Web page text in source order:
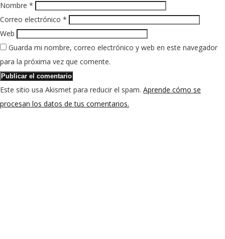
Nombre *
Correo electrónico *
Web
Guarda mi nombre, correo electrónico y web en este navegador
para la próxima vez que comente.
Este sitio usa Akismet para reducir el spam. Aprende cómo se
procesan los datos de tus comentarios.